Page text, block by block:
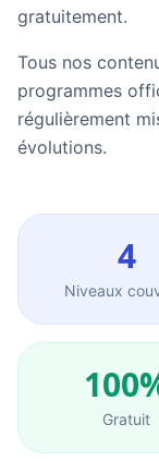
gratuitement.
Tous nos
programmes
régulièrement
évolutions.
4
Niveaux
Gratuit